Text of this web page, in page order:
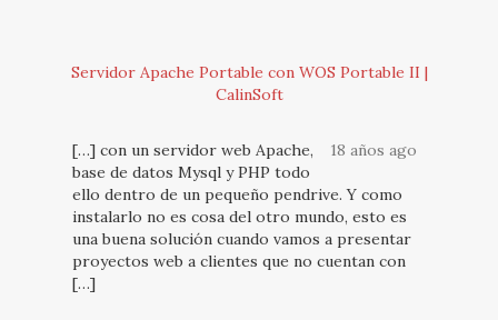
Servidor Apache Portable con WOS Portable II |
CalinSoft
18 años ago
[…] con un servidor web Apache,
base de datos Mysql y PHP todo
ello dentro de un pequeño pendrive. Y como
instalarlo no es cosa del otro mundo, esto es
una buena solución cuando vamos a presentar
proyectos web a clientes que no cuentan con
[…]